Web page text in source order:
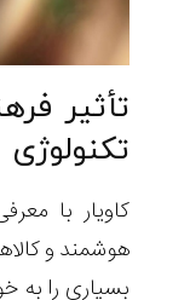
تأثیر
تکنولوژی
کاویار با
هوشمند و
بسیاری را به